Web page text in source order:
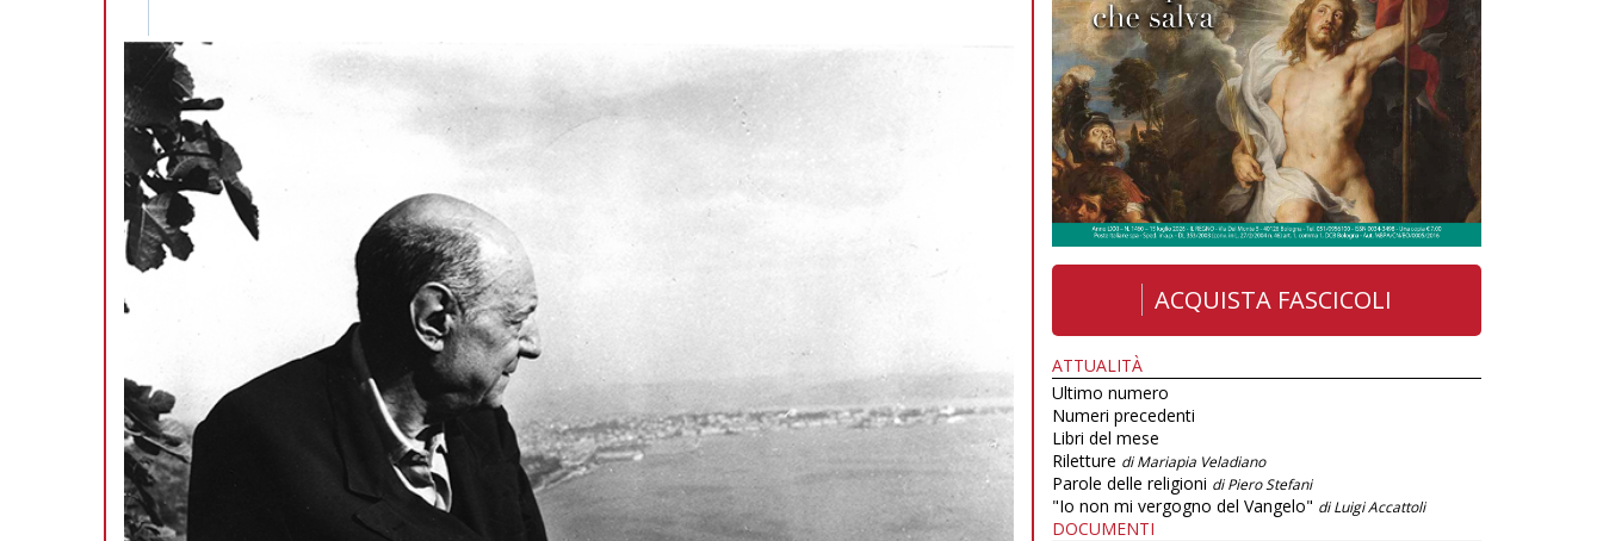
ACQUISTA FASCICOLI
ATTUALITÀ
Ultimo numero
Numeri precedenti
Libri del mese
Riletture di Mariapia Veladiano
Parole delle religioni di Piero Stefani
"Io non mi vergogno del Vangelo" di Luigi Accattoli
DOCUMENTI